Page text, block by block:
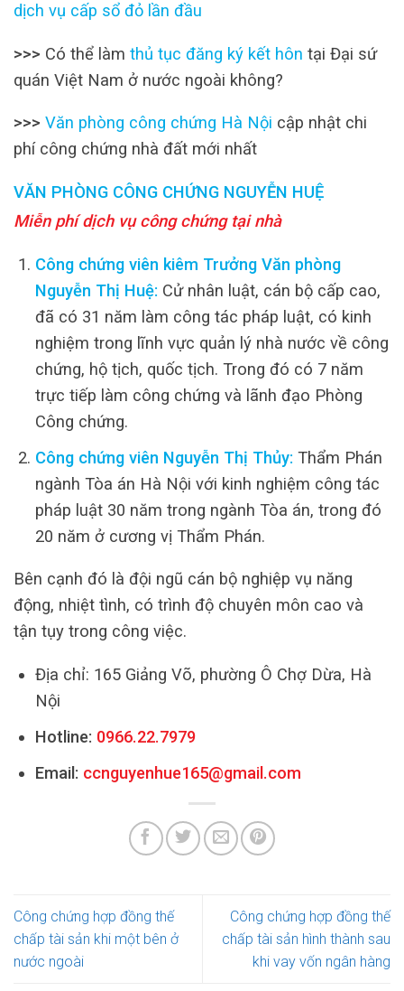
dịch vụ cấp sổ đỏ lần đầu
>>> Có thể làm thủ tục đăng ký kết hôn tại Đại sứ
quán Việt Nam ở nước ngoài không?
>>> Văn phòng công chứng Hà Nội cập nhật chi
phí công chứng nhà đất mới nhất
VĂN PHÒNG CÔNG CHỨNG NGUYỄN HUỆ
Miễn phí dịch vụ công chứng tại nhà
Công chứng viên kiêm Trưởng Văn phòng
Nguyễn Thị Huệ: Cử nhân luật, cán bộ cấp cao,
đã có 31 năm làm công tác pháp luật, có kinh
nghiệm trong lĩnh vực quản lý nhà nước về công
chứng, hộ tịch, quốc tịch. Trong đó có 7 năm
trực tiếp làm công chứng và lãnh đạo Phòng
Công chứng.
Công chứng viên Nguyễn Thị Thủy: Thẩm Phán
ngành Tòa án Hà Nội với kinh nghiệm công tác
pháp luật 30 năm trong ngành Tòa án, trong đó
20 năm ở cương vị Thẩm Phán.
Bên cạnh đó là đội ngũ cán bộ nghiệp vụ năng
động, nhiệt tình, có trình độ chuyên môn cao và
tận tụy trong công việc.
Địa chỉ: 165 Giảng Võ, phường Ô Chợ Dừa, Hà
Nội
Hotline: 0966.22.7979
Email: ccnguyenhue165@gmail.com
Công chứng hợp đồng thế
chấp tài sản khi một bên ở
nước ngoài
Công chứng hợp đồng thế
chấp tài sản hình thành sau
khi vay vốn ngân hàng